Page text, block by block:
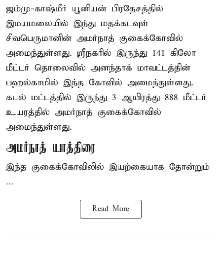
ஜம்மு-காஷ்மீர் யூனியன் பிரதேசத்தில்
இமயமலையில் இந்து மதக்கடவுள்
சிவபெருமானின் அமர்நாத் குகைக்கோவில்
அமைந்துள்ளது. ஸ்ரீநகரில் இருந்து 141 கிலோ
மீட்டர் தொலைவில் அனந்தாக் மாவட்டத்தின்
பஹல்காமில் இந்த கோவில் அமைந்துள்ளது.
கடல் மட்டத்தில் இருந்து 3 ஆயிரத்து 888 மீட்டர்
உயரத்தில் அமர்நாத் குகைக்கோவில்
அமைந்துள்ளது.
அமர்நாத் யாத்திரை
இந்த குகைக்கோவிலில் இயற்கையாக தோன்றும்
...
Read More